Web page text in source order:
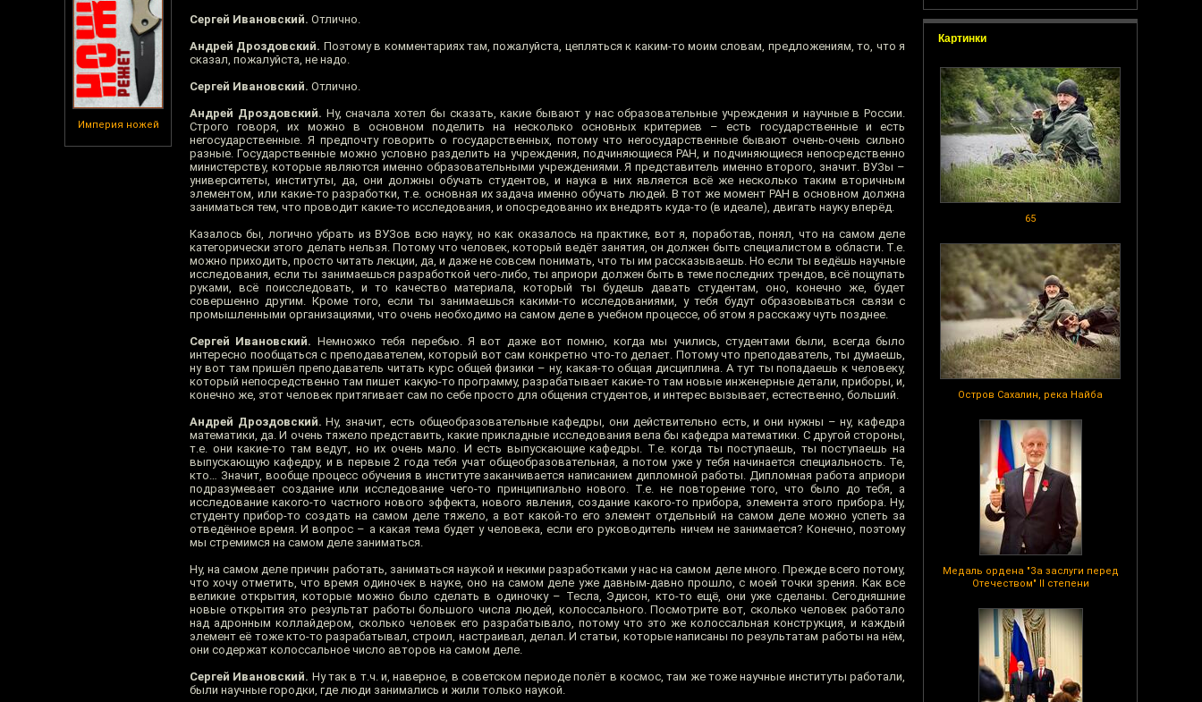
Империя ножей
Картинки
65
Остров Сахалин, река Найба
Медаль ордена "За заслуги перед
Отечеством" II степени
Сергей Ивановский. Отлично.
Андрей Дроздовский. Поэтому в комментариях там, пожалуйста, цепляться к каким-то моим словам, предложениям, то, что я
сказал, пожалуйста, не надо.
Сергей Ивановский. Отлично.
Андрей Дроздовский. Ну, сначала хотел бы сказать, какие бывают у нас образовательные учреждения и научные в России.
Строго говоря, их можно в основном поделить на несколько основных критериев – есть государственные и есть
негосударственные. Я предпочту говорить о государственных, потому что негосударственные бывают очень-очень сильно
разные. Государственные можно условно разделить на учреждения, подчиняющиеся РАН, и подчиняющиеся непосредственно
министерству, которые являются именно образовательными учреждениями. Я представитель именно второго, значит. ВУЗы –
университеты, институты, да, они должны обучать студентов, и наука в них является всё же несколько таким вторичным
элементом, или какие-то разработки, т.е. основная их задача именно обучать людей. В тот же момент РАН в основном должна
заниматься тем, что проводит какие-то исследования, и опосредованно их внедрять куда-то (в идеале), двигать науку вперёд.
Казалось бы, логично убрать из ВУЗов всю науку, но как оказалось на практике, вот я, поработав, понял, что на самом деле
категорически этого делать нельзя. Потому что человек, который ведёт занятия, он должен быть специалистом в области. Т.е.
можно приходить, просто читать лекции, да, и даже не совсем понимать, что ты им рассказываешь. Но если ты ведёшь научные
исследования, если ты занимаешься разработкой чего-либо, ты априори должен быть в теме последних трендов, всё пощупать
руками, всё поисследовать, и то качество материала, который ты будешь давать студентам, оно, конечно же, будет
совершенно другим. Кроме того, если ты занимаешься какими-то исследованиями, у тебя будут образовываться связи с
промышленными организациями, что очень необходимо на самом деле в учебном процессе, об этом я расскажу чуть позднее.
Сергей Ивановский. Немножко тебя перебью. Я вот даже вот помню, когда мы учились, студентами были, всегда было
интересно пообщаться с преподавателем, который вот сам конкретно что-то делает. Потому что преподаватель, ты думаешь,
ну вот там пришёл преподаватель читать курс общей физики – ну, какая-то общая дисциплина. А тут ты попадаешь к человеку,
который непосредственно там пишет какую-то программу, разрабатывает какие-то там новые инженерные детали, приборы, и,
конечно же, этот человек притягивает сам по себе просто для общения студентов, и интерес вызывает, естественно, больший.
Андрей Дроздовский. Ну, значит, есть общеобразовательные кафедры, они действительно есть, и они нужны – ну, кафедра
математики, да. И очень тяжело представить, какие прикладные исследования вела бы кафедра математики. С другой стороны,
т.е. они какие-то там ведут, но их очень мало. И есть выпускающие кафедры. Т.е. когда ты поступаешь, ты поступаешь на
выпускающую кафедру, и в первые 2 года тебя учат общеобразовательная, а потом уже у тебя начинается специальность. Те,
кто… Значит, вообще процесс обучения в институте заканчивается написанием дипломной работы. Дипломная работа априори
подразумевает создание или исследование чего-то принципиально нового. Т.е. не повторение того, что было до тебя, а
исследование какого-то частного нового эффекта, нового явления, создание какого-то прибора, элемента этого прибора. Ну,
студенту прибор-то создать на самом деле тяжело, а вот какой-то его элемент отдельный на самом деле можно успеть за
отведённое время. И вопрос – а какая тема будет у человека, если его руководитель ничем не занимается? Конечно, поэтому
мы стремимся на самом деле заниматься.
Ну, на самом деле причин работать, заниматься наукой и некими разработками у нас на самом деле много. Прежде всего потому,
что хочу отметить, что время одиночек в науке, оно на самом деле уже давным-давно прошло, с моей точки зрения. Как все
великие открытия, которые можно было сделать в одиночку – Тесла, Эдисон, кто-то ещё, они уже сделаны. Сегодняшние
новые открытия это результат работы большого числа людей, колоссального. Посмотрите вот, сколько человек работало
над адронным коллайдером, сколько человек его разрабатывало, потому что это же колоссальная конструкция, и каждый
элемент её тоже кто-то разрабатывал, строил, настраивал, делал. И статьи, которые написаны по результатам работы на нём,
они содержат колоссальное число авторов на самом деле.
Сергей Ивановский. Ну так в т.ч. и, наверное, в советском периоде полёт в космос, там же тоже научные институты работали,
были научные городки, где люди занимались и жили только наукой.